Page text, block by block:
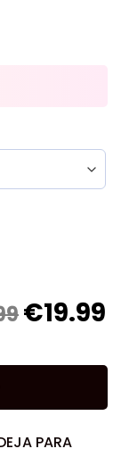
€19.99
PARA